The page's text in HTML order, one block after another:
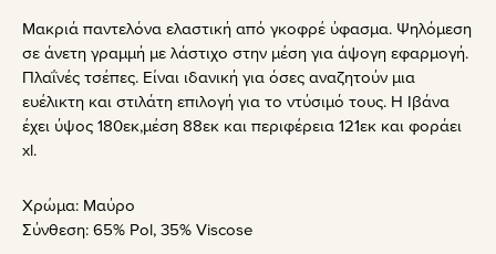
Μακριά παντελόνα ελαστική από γκοφρέ ύφασμα. Ψηλόμεση
σε άνετη γραμμή με λάστιχο στην μέση για άψογη εφαρμογή.
Πλαΐνές τσέπες. Είναι ιδανική για όσες αναζητούν μια
ευέλικτη και στιλάτη επιλογή για το ντύσιμό τους. Η Ιβάνα
έχει ύψος 180εκ,μέση 88εκ και περιφέρεια 121εκ και φοράει
xl.
Χρώμα: Μαύρο
Σύνθεση: 65% Pol, 35% Viscose